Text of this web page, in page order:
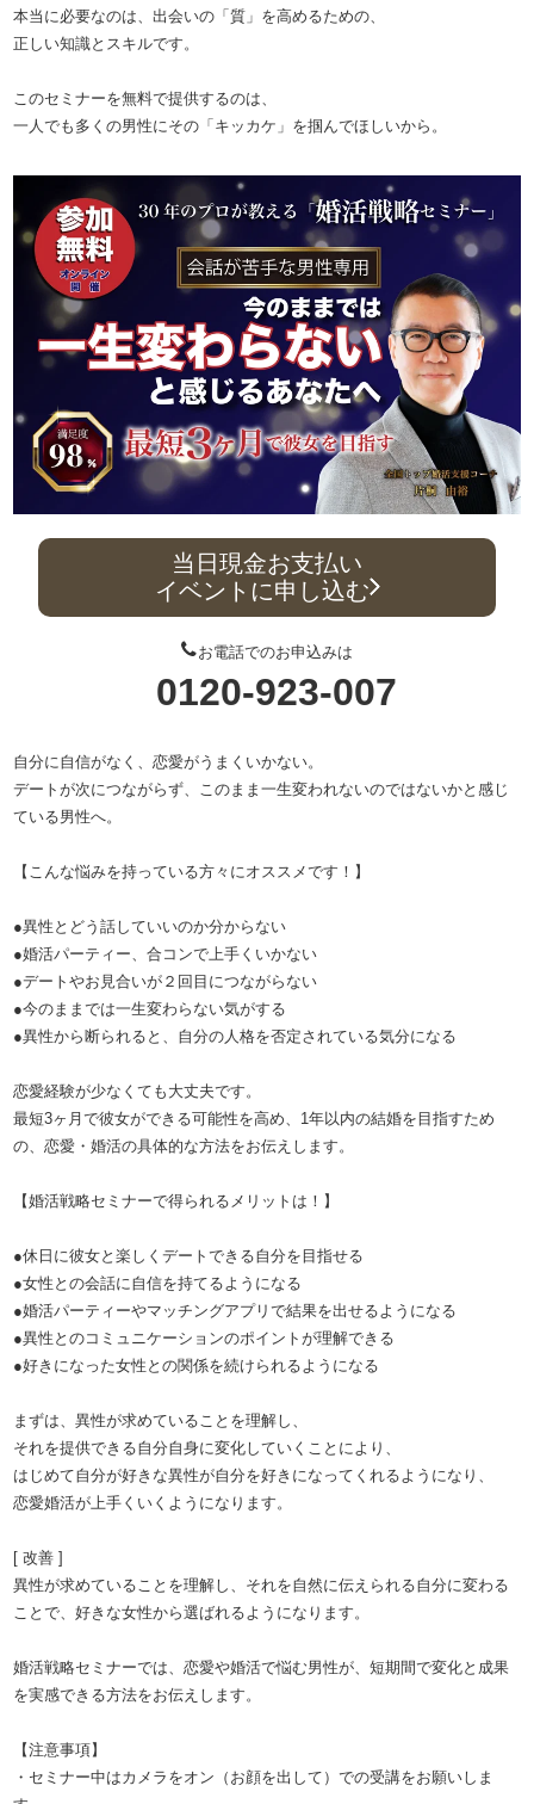
本当に必要なのは、出会いの「質」を高めるための、
正しい知識とスキルです。
このセミナーを無料で提供するのは、
一人でも多くの男性にその「キッカケ」を掴んでほしいから。
当日現金お支払い
イベントに申し込む
お電話でのお申込みは
0120-923-007
自分に自信がなく、恋愛がうまくいかない。
デートが次につながらず、このまま一生変われないのではないかと感じ
ている男性へ。
【こんな悩みを持っている方々にオススメです！】
●異性とどう話していいのか分からない
●婚活パーティー、合コンで上手くいかない
●デートやお見合いが２回目につながらない
●今のままでは一生変わらない気がする
●異性から断られると、自分の人格を否定されている気分になる
恋愛経験が少なくても大丈夫です。
最短3ヶ月で彼女ができる可能性を高め、1年以内の結婚を目指すため
の、恋愛・婚活の具体的な方法をお伝えします。
【婚活戦略セミナーで得られるメリットは！】
●休日に彼女と楽しくデートできる自分を目指せる
●女性との会話に自信を持てるようになる
●婚活パーティーやマッチングアプリで結果を出せるようになる
●異性とのコミュニケーションのポイントが理解できる
●好きになった女性との関係を続けられるようになる
まずは、異性が求めていることを理解し、
それを提供できる自分自身に変化していくことにより、
はじめて自分が好きな異性が自分を好きになってくれるようになり、
恋愛婚活が上手くいくようになります。
[ 改善 ]
異性が求めていることを理解し、それを自然に伝えられる自分に変わる
ことで、好きな女性から選ばれるようになります。
婚活戦略セミナーでは、恋愛や婚活で悩む男性が、短期間で変化と成果
を実感できる方法をお伝えします。
【注意事項】
・セミナー中はカメラをオン（お顔を出して）での受講をお願いしま